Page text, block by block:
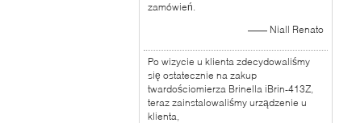
zamówień.
—— Niall Renato
Po wizycie u klienta zdecydowaliśmy
się ostatecznie na zakup
twardościomierza Brinella iBrin-413Z,
teraz zainstalowaliśmy urządzenie u
klienta,